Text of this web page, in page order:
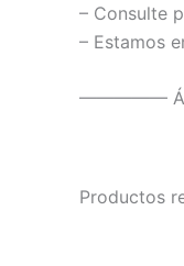
– Consulte
– Estamos
—————
Productos